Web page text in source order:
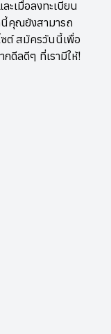
4. โปสเตอร์ภาพยนตร์
พยนตร์ และนักสะสม
ปสเตอร์หนังเรื่อง
ภาพลักษณ์ ข้อมูลของ
ญ่หากคุณคือเจ้าของ
าแบบตรงไปตรงมา
การออกแบบที่ใช่และ
วย การเลือกใช้ฟ้อนต์
ตลก สนุกๆ เพื่อดึงดูด
รับผู้ที่อยากสร้างความ
อข้อความบนแพคเกจ
ปเลยคืออีกทางเลือกที่
ทรงแพคเกจนี้
นอย่างแน่นอน7. วิน
วามสำคัญกับอดีตที่ผ่าน
กัน แม้จะก้าวเข้าปี
กแพคเกจจิ้งสไตล์วิน
ลิตภัณฑ์8. ออกแบบ
ะครับ เพราะลูกเล่น
างในภาพตัวอย่างต่อ
บอุปกรณ์ของพ่อครัว
ามองอยู่ไม่น้อย9. เท
ะเมื่อลงทะเบียน
คุณยังสามารถ
ต์ สมัครวันนี้เพื่อ
กดีลดีๆ ที่เรามีให้!